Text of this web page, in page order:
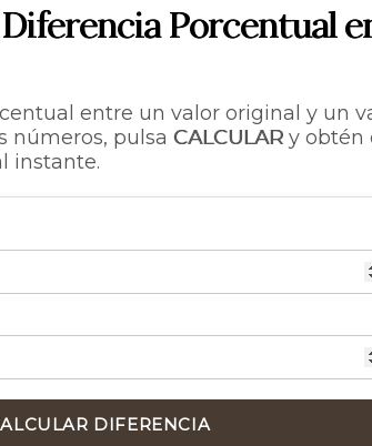
Porcentual
entre un valor original y un
números, pulsa CALCULAR y obtén
instante.
DIFERENCIA